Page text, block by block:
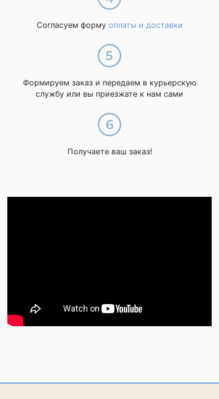
Согласуем форму оплаты и доставки
Формируем заказ и передаем в курьерскую
службу или вы приезжате к нам сами
Получаете ваш заказ!